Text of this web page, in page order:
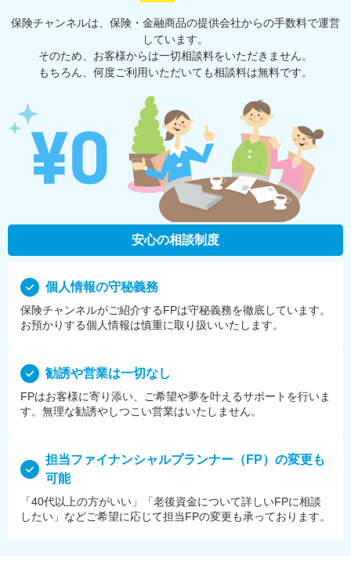
保険チャンネルは、保険・⾦融商品の提供会社からの⼿数料で運営
しています。
そのため、お客様からは一切相談料をいただきません。
もちろん、何度ご利⽤いただいても相談料は無料です。
安心の相談制度
個⼈情報の守秘義務
保険チャンネルがご紹介するFPは守秘義務を徹底しています。
お預かりする個⼈情報は慎重に取り扱いいたします。
勧誘や営業は⼀切なし
FPはお客様に寄り添い、ご希望や夢を叶えるサポートを⾏いま
す。無理な勧誘やしつこい営業はいたしません。
担当ファイナンシャルプランナー（FP）の変更も
可能
「40代以上の方がいい」「老後資金について詳しいFPに相談
したい」などご希望に応じて担当FPの変更も承っております。